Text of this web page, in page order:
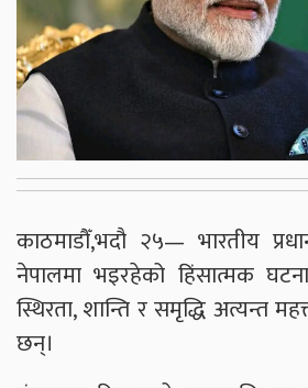
काठमाडौँ,भदौ २५— भारतीय
नेपालमा भइरहेको हिंसात्मक
स्थिरता, शान्ति र समृद्धि अत्यन्त
छन्।